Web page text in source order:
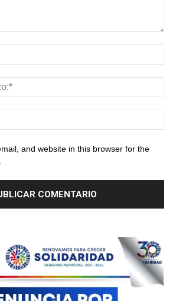
and website in this browser for the